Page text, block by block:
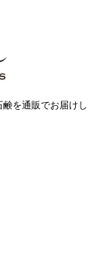
を通販でお届けし